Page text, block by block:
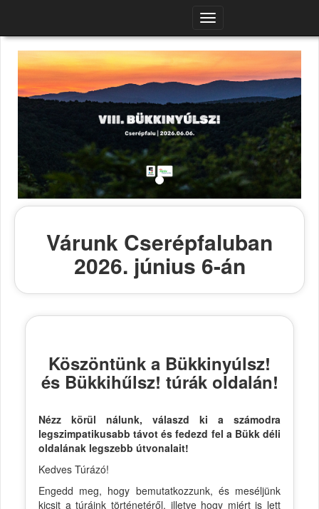
Navigációs
menü
Várunk Cserépfaluban
2026. június 6-án
Köszöntünk a Bükkinyúlsz!
és Bükkihűlsz! túrák oldalán!
Nézz körül nálunk, válaszd ki a számodra
legszimpatikusabb távot és fedezd fel a Bükk déli
oldalának legszebb útvonalait!
Kedves Túrázó!
Engedd meg, hogy bemutatkozzunk, és meséljünk
kicsit a túráink történetéről, illetve hogy miért is lett